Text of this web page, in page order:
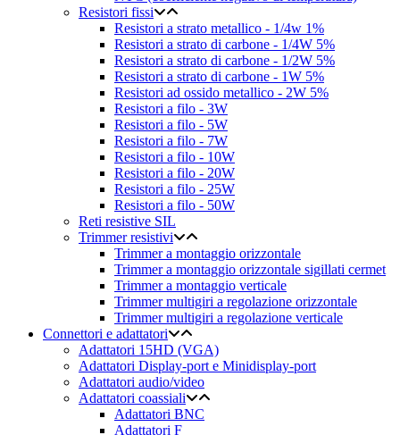
Resistori fissi
Resistori a strato metallico - 1/4w 1%
Resistori a strato di carbone - 1/4W 5%
Resistori a strato di carbone - 1/2W 5%
Resistori a strato di carbone - 1W 5%
Resistori ad ossido metallico - 2W 5%
Resistori a filo - 3W
Resistori a filo - 5W
Resistori a filo - 7W
Resistori a filo - 10W
Resistori a filo - 20W
Resistori a filo - 25W
Resistori a filo - 50W
Reti resistive SIL
Trimmer resistivi
Trimmer a montaggio orizzontale
Trimmer a montaggio orizzontale sigillati cermet
Trimmer a montaggio verticale
Trimmer multigiri a regolazione orizzontale
Trimmer multigiri a regolazione verticale
Connettori e adattatori
Adattatori 15HD (VGA)
Adattatori Display-port e Minidisplay-port
Adattatori audio/video
Adattatori coassiali
Adattatori BNC
Adattatori F